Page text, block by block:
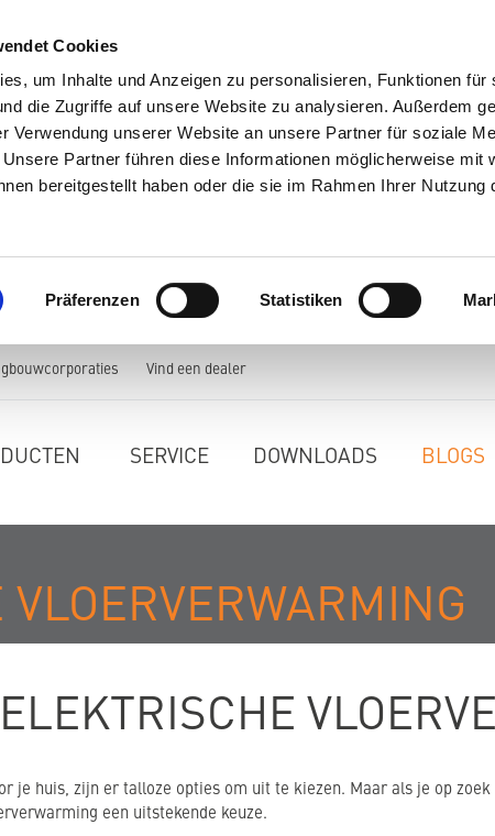
Cookies
um Inhalte und Anzeigen zu personalisieren, Funktionen für
die Zugriffe auf unsere Website zu analysieren. Außerdem
Verwendung unserer Website an unsere Partner für soziale
Partner führen diese Informationen möglicherweise mit
bereitgestellt haben oder die sie im Rahmen Ihrer Nutzung
Präferenzen Statistiken
Vind een dealer
SERVICE DOWNLOADS BLOGS
je huis, zijn er talloze opties om uit te kiezen. Maar als je op
een uitstekende keuze.